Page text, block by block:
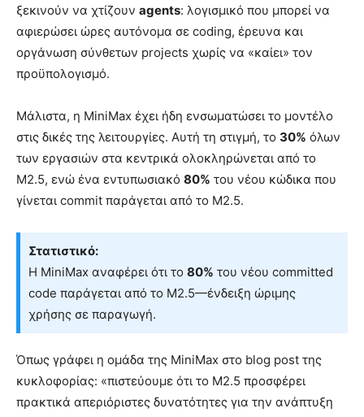
ξεκινούν να χτίζουν agents: λογισμικό που μπορεί να
αφιερώσει ώρες αυτόνομα σε coding, έρευνα και
οργάνωση σύνθετων projects χωρίς να «καίει» τον
προϋπολογισμό.
Μάλιστα, η MiniMax έχει ήδη ενσωματώσει το μοντέλο
στις δικές της λειτουργίες. Αυτή τη στιγμή, το 30% όλων
των εργασιών στα κεντρικά ολοκληρώνεται από το
M2.5, ενώ ένα εντυπωσιακό 80% του νέου κώδικα που
γίνεται commit παράγεται από το M2.5.
Στατιστικό:
Η MiniMax αναφέρει ότι το 80% του νέου committed
code παράγεται από το M2.5—ένδειξη ώριμης
χρήσης σε παραγωγή.
Όπως γράφει η ομάδα της MiniMax στο blog post της
κυκλοφορίας: «πιστεύουμε ότι το M2.5 προσφέρει
πρακτικά απεριόριστες δυνατότητες για την ανάπτυξη